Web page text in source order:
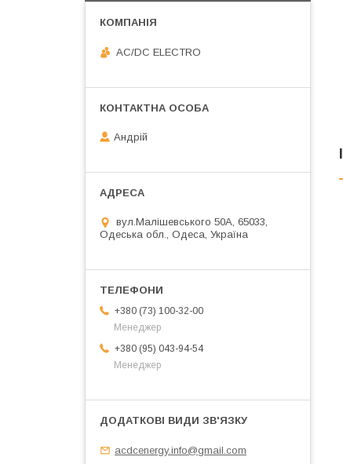
AC/DC ELECTRO
Андрій
вул.Малішевського 50А, 65033,
Одеська обл., Одеса, Україна
+380 (73) 100-32-00
Менеджер
+380 (95) 043-94-54
Менеджер
acdcenergy.info@gmail.com